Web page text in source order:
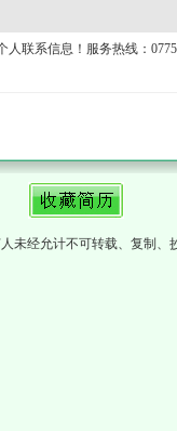
人联系信息！服务热线：
未经允计不可转载、复制